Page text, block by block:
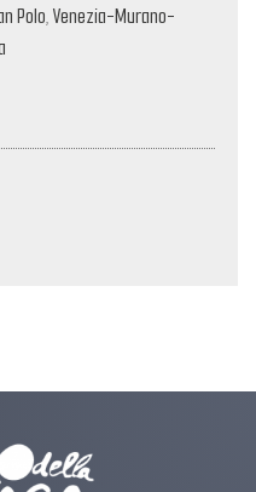
Polo, Venezia-Murano-